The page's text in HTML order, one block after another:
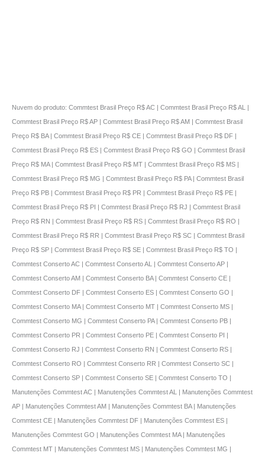
Nuvem do produto: Commtest Brasil Preço R$ AC | Commtest Brasil Preço R$ AL |
Commtest Brasil Preço R$ AP | Commtest Brasil Preço R$ AM | Commtest Brasil
Preço R$ BA | Commtest Brasil Preço R$ CE | Commtest Brasil Preço R$ DF |
Commtest Brasil Preço R$ ES | Commtest Brasil Preço R$ GO | Commtest Brasil
Preço R$ MA | Commtest Brasil Preço R$ MT | Commtest Brasil Preço R$ MS |
Commtest Brasil Preço R$ MG | Commtest Brasil Preço R$ PA | Commtest Brasil
Preço R$ PB | Commtest Brasil Preço R$ PR | Commtest Brasil Preço R$ PE |
Commtest Brasil Preço R$ PI | Commtest Brasil Preço R$ RJ | Commtest Brasil
Preço R$ RN | Commtest Brasil Preço R$ RS | Commtest Brasil Preço R$ RO |
Commtest Brasil Preço R$ RR | Commtest Brasil Preço R$ SC | Commtest Brasil
Preço R$ SP | Commtest Brasil Preço R$ SE | Commtest Brasil Preço R$ TO |
Commtest Conserto AC | Commtest Conserto AL | Commtest Conserto AP |
Commtest Conserto AM | Commtest Conserto BA | Commtest Conserto CE |
Commtest Conserto DF | Commtest Conserto ES | Commtest Conserto GO |
Commtest Conserto MA | Commtest Conserto MT | Commtest Conserto MS |
Commtest Conserto MG | Commtest Conserto PA | Commtest Conserto PB |
Commtest Conserto PR | Commtest Conserto PE | Commtest Conserto PI |
Commtest Conserto RJ | Commtest Conserto RN | Commtest Conserto RS |
Commtest Conserto RO | Commtest Conserto RR | Commtest Conserto SC |
Commtest Conserto SP | Commtest Conserto SE | Commtest Conserto TO |
Manutenções Commtest AC | Manutenções Commtest AL | Manutenções Commtest
AP | Manutenções Commtest AM | Manutenções Commtest BA | Manutenções
Commtest CE | Manutenções Commtest DF | Manutenções Commtest ES |
Manutenções Commtest GO | Manutenções Commtest MA | Manutenções
Commtest MT | Manutenções Commtest MS | Manutenções Commtest MG |